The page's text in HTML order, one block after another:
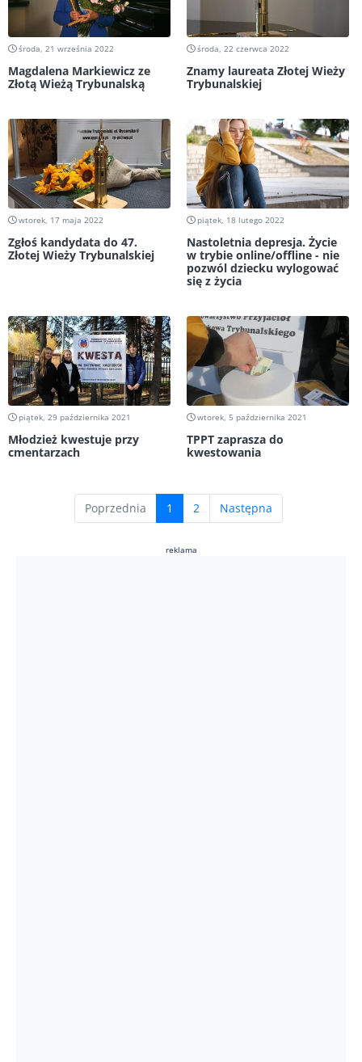
środa, 21 września 2022
Magdalena Markiewicz ze
Złotą Wieżą Trybunalską
środa, 22 czerwca 2022
Znamy laureata Złotej Wieży
Trybunalskiej
wtorek, 17 maja 2022
Zgłoś kandydata do 47.
Złotej Wieży Trybunalskiej
piątek, 18 lutego 2022
Nastoletnia depresja. Życie
w trybie online/offline - nie
pozwól dziecku wylogować
się z życia
piątek, 29 października 2021
Młodzież kwestuje przy
cmentarzach
wtorek, 5 października 2021
TPPT zaprasza do
kwestowania
Poprzednia 1 (current)
2 Następna
reklama